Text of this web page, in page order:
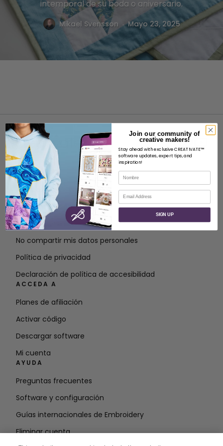
intemporal de su boda o aniversario.
Mikael Svensson . Mayo 23, 2025
ACERCA DE
Acerca de SVP Worldwide
Póngase en contacto con
Condiciones de uso
No compartir mis datos personales
Política de privacidad
Declaración de política de accesibilidad
ACCEDA A
Planes de afiliación
Activar código
Descargar software
Mi cuenta
AYUDA
Preguntas frecuentes
Software y configuración
Guías internacionales de Embroidery
Eliminar cuenta
Join our community of
creative makers!
Stay ahead with exclusive CREATIVATE™
software updates, expert tips, and
inspiration!
Nombre
Correo electrónico
SIGN UP